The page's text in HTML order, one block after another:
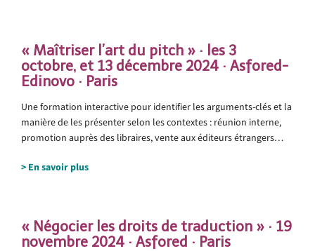
« Maîtriser l’art du pitch » · les 3
octobre, et 13 décembre 2024 · Asfored-
Edinovo · Paris
Une formation interactive pour identifier les arguments-clés et la
manière de les présenter selon les contextes : réunion interne,
promotion auprès des libraires, vente aux éditeurs étrangers…
> En savoir plus
« Négocier les droits de traduction » · 19
novembre 2024 · Asfored · Paris